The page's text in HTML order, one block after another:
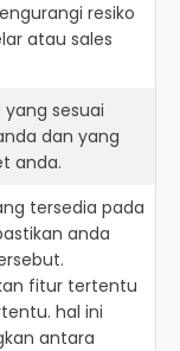
resiko
atau sales
sesuai
dan yang
anda.
tersedia pada
anda
fitur tertentu
hal ini
antara